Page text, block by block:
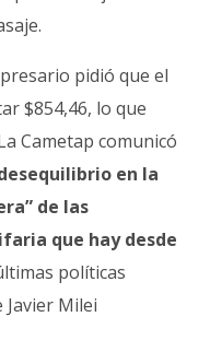
pidió que el
$854,46, lo que
Cametap comunicó
en la
de las
que hay desde
políticas
Milei